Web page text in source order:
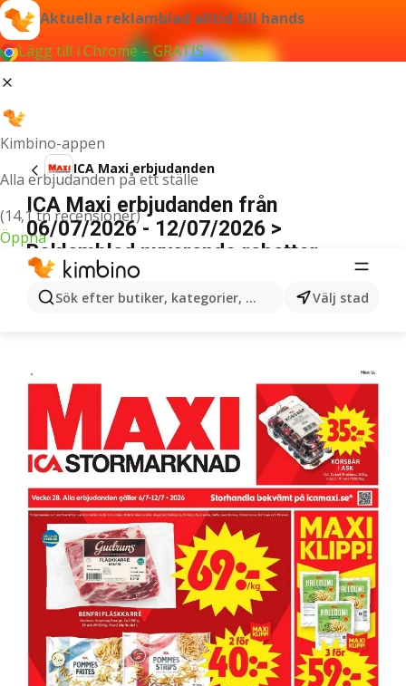
Aktuella reklamblad alltid till hands
Lägg till i Chrome – GRATIS
Kimbino-appen
Alla erbjudanden på ett ställe
(14,1 tn recensioner)
Öppna
Sök efter butiker, kategorier, produkter...Välj stad
ICA Maxi erbjudanden
ICA Maxi erbjudanden från
06/07/2026 - 12/07/2026 >
Reklamblad nuvarande rabatter